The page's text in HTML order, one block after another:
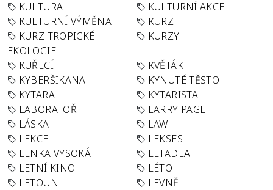
KULTURA
KULTURNÍ AKCE
KULTURNÍ VÝMĚNA
KURZ
KURZ TROPICKÉ
EKOLOGIE
KURZY
KUŘECÍ
KVĚTÁK
KYBERŠIKANA
KYNUTÉ TĚSTO
KYTARA
KYTARISTA
LABORATOŘ
LARRY PAGE
LÁSKA
LAW
LEKCE
LEKSES
LENKA VYSOKÁ
LETADLA
LETNÍ KINO
LÉTO
LETOUN
LEVNĚ